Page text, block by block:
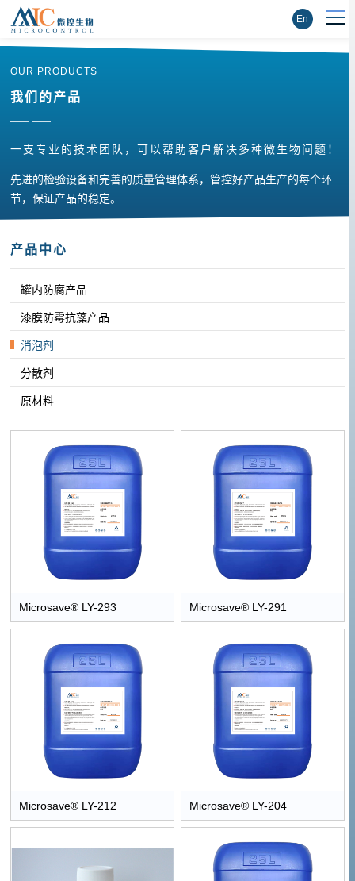
En
OUR PRODUCTS
我们的产品
—— ——
一支专业的技术团队，可以帮助客户解决多种微生物问题！
先进的检验设备和完善的质量管理体系，管控好产品生产的每个环
节，保证产品的稳定。
产品中心
罐内防腐产品
漆膜防霉抗藻产品
消泡剂
分散剂
原材料
Microsave® LY-293 Microsave® LY-291
Microsave® LY-212 Microsave® LY-204